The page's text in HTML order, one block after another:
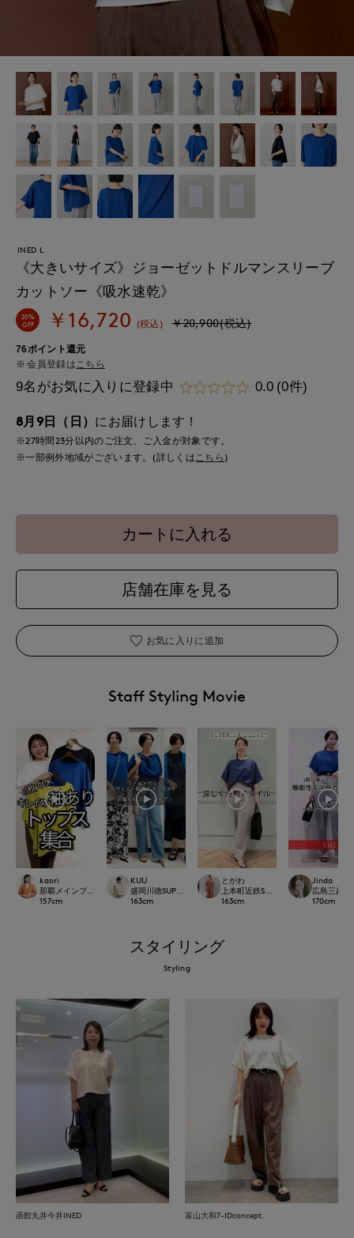
INED L
《大きいサイズ》ジョーゼットドルマンスリーブ
カットソー《吸水速乾》
20%
OFF
￥16,720 (税込) ￥20,900(税込)
76ポイント還元
会員登録は こちら
9名がお気に入りに登録中 0.0 (0件)
8月9日（日） にお届けします！
※27時間23分以内のご注文、ご入金が対象です。
※一部例外地域がございます。(詳しくはこちら )
カートに入れる
店舗在庫を見る
お気に入りに追加
Staff Styling Movie
kaori
那覇メインプレイスI.T.'S.international
157cm
KUU
盛岡川徳SUPERIOR CLOSET
163cm
とがわ
上本町近鉄SUPERIORCLOSET
163cm
Jinda
広島三越
170cm
スタイリング
Styling
函館丸井今井INED 富山大和7-IDconcept.